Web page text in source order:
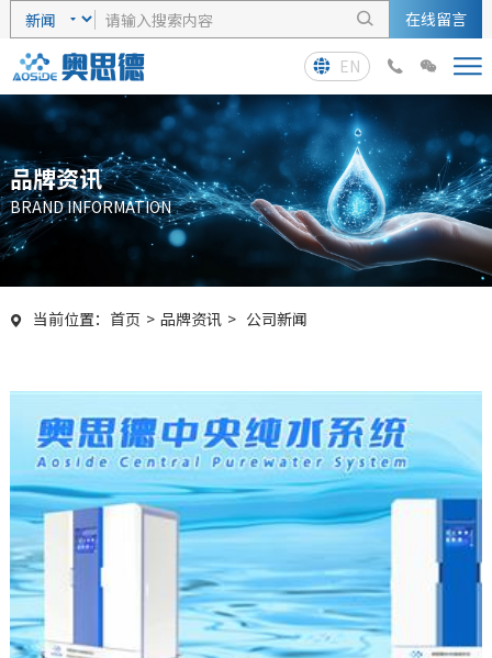
 在线留言
 EN  
品牌资讯
BRAND INFORMATION
 当前位置： 首页 > 品牌资讯 > 公司新闻